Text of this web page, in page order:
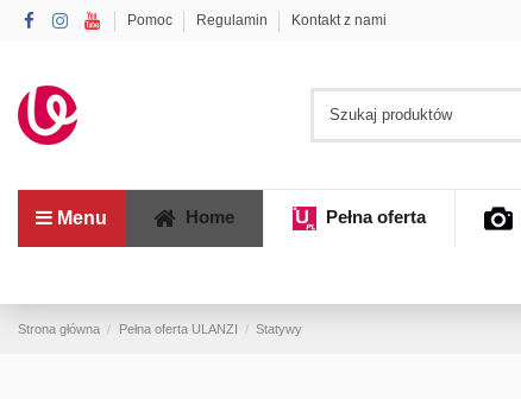
Pomoc Regulamin Kontakt z nami
Menu Home Pełna oferta
Strona główna Pełna oferta ULANZI Statywy